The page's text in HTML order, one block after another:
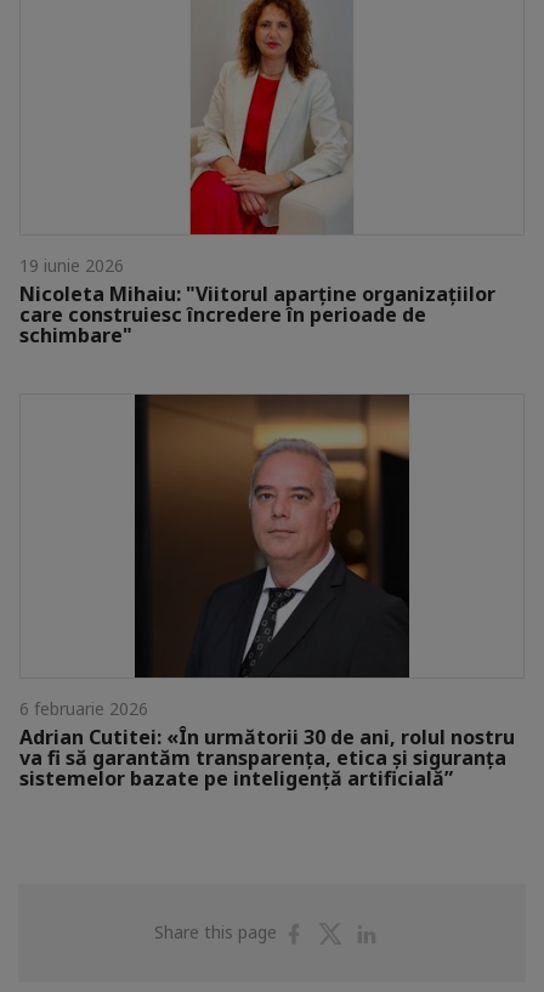
19 iunie 2026
Nicoleta Mihaiu: "Viitorul aparține organizațiilor
care construiesc încredere în perioade de
schimbare"
6 februarie 2026
Adrian Cutitei: «În următorii 30 de ani, rolul nostru
va fi să garantăm transparența, etica și siguranța
sistemelor bazate pe inteligență artificială”
Share this page
ShareShare